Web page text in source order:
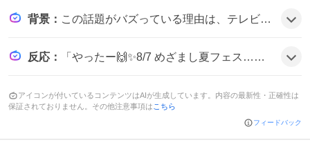
背景 ： この話題がバズっている理由は、テレビ番組『めざましテレビ』が主催する音楽イベント『めざましライブ』の出演者発表が連日多数のアーティストで構成され、特に私立恵比寿中学とねぎ塩豚丼のコラボやモナキの初出演が注目を集め、ファンの期待感が高まっているためだと考えられる。
反応 ： 「やったー🙌✨8/7 めざまし夏フェス…豪華すぎる」「モナキ㌠めざましライブ出るのびっくりすぎる😭💕」「え、てか8月4日めざましライブなのか？！（え、今気付いた）エビ中ちゃんめっちゃ忙しいね？！」といった投稿が相次ぎ、ファンは「楽しみ」「驚き」の声を上げている様子だ。
アイコンが付いているコンテンツはAIが生成しています。内容の最新性・正確性は
保証されておりません。その他注意事項は こちら
フィードバック